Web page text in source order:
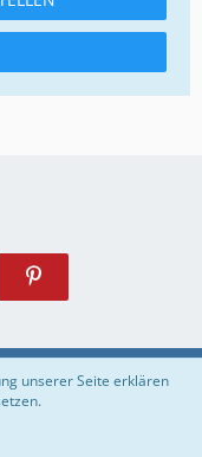
unserer Seite erklären